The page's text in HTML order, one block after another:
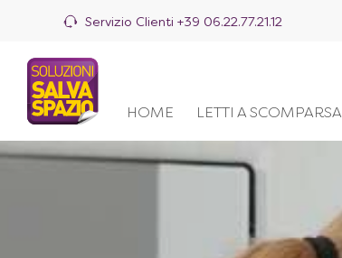
Servizio Clienti +39 06.22.77.21.12
HOME LETTI A SCOMPARSA